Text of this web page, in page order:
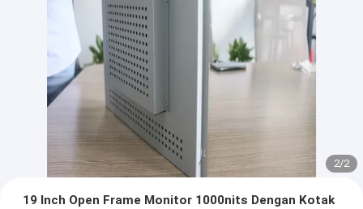
2/2
19 Inch Open Frame Monitor 1000nits Dengan Kotak